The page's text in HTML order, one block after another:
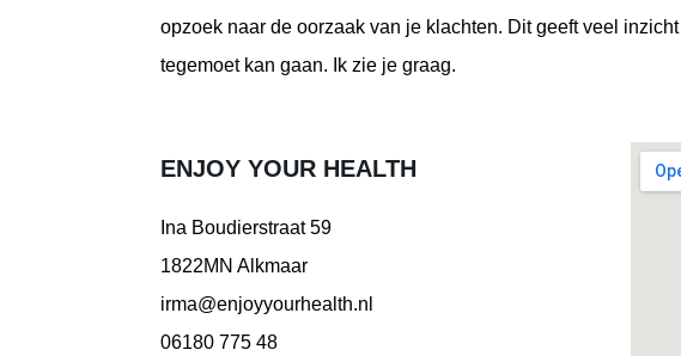
opzoek naar de oorzaak van je klachten. Dit geeft veel
tegemoet kan gaan. Ik zie je graag.
ENJOY YOUR HEALTH
Ina Boudierstraat 59
1822MN Alkmaar
irma@enjoyyourhealth.nl
06180 775 48